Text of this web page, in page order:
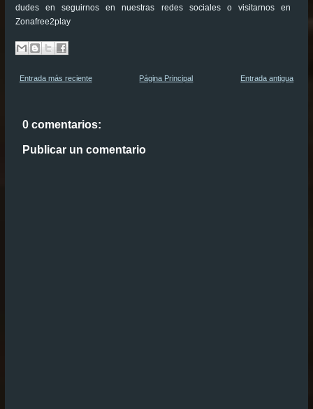
dudes en seguirnos en nuestras redes sociales o visitarnos en
Zonafree2play
Entrada más reciente Entrada antigua
Página Principal
0 comentarios:
Publicar un comentario